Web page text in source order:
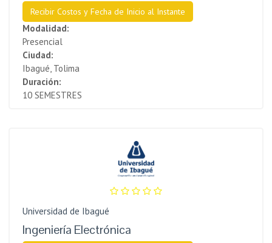
Recibir Costos y Fecha de Inicio al Instante
Modalidad:
Presencial
Ciudad:
Ibagué, Tolima
Duración:
10 SEMESTRES
Universidad de Ibagué
Ingeniería Electrónica